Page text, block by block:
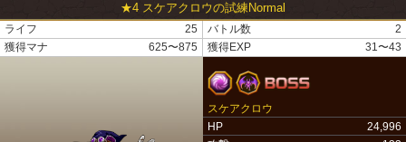
★4 スケアクロウの試練Normal
ライフ 25 バトル数
2
獲得マナ
625〜875 獲得EXP 31〜43
スケアクロウ
HP
24,996